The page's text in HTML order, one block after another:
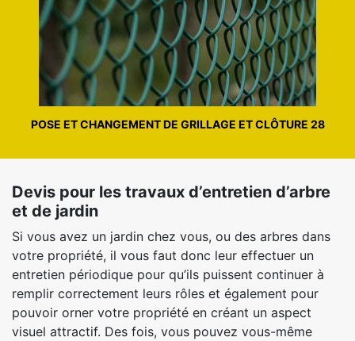
POSE ET CHANGEMENT DE GRILLAGE ET CLÔTURE 28
Devis pour les travaux d’entretien d’arbre
et de jardin
Si vous avez un jardin chez vous, ou des arbres dans
votre propriété, il vous faut donc leur effectuer un
entretien périodique pour qu’ils puissent continuer à
remplir correctement leurs rôles et également pour
pouvoir orner votre propriété en créant un aspect
visuel attractif. Des fois, vous pouvez vous-même